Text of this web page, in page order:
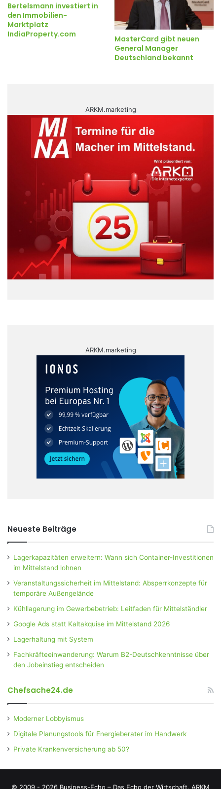
Bertelsmann investiert in
den Immobilien-
Marktplatz
IndiaProperty.com
MasterCard gibt neuen
General Manager
Deutschland bekannt
ARKM.marketing
ARKM.marketing
Neueste Beiträge
Lagerkapazitäten erweitern: Wann sich Container-Investitionen
im Mittelstand lohnen
Veranstaltungssicherheit im Mittelstand: Absperrkonzepte für
temporäre Außengelände
Kühllagerung im Gewerbebetrieb: Leitfaden für Mittelständler
Google Ads statt Kaltakquise im Mittelstand 2026
Lagerhaltung mit System
Fachkräfteeinwanderung: Warum B2-Deutschkenntnisse über
den Jobeinstieg entscheiden
Chefsache24.de
Moderner Lobbyismus
Digitale Planungstools für Energieberater im Handwerk
Private Krankenversicherung ab 50?
© 2009 - 2026 Business-Echo – Das Echo der Wirtschaft. ARKM